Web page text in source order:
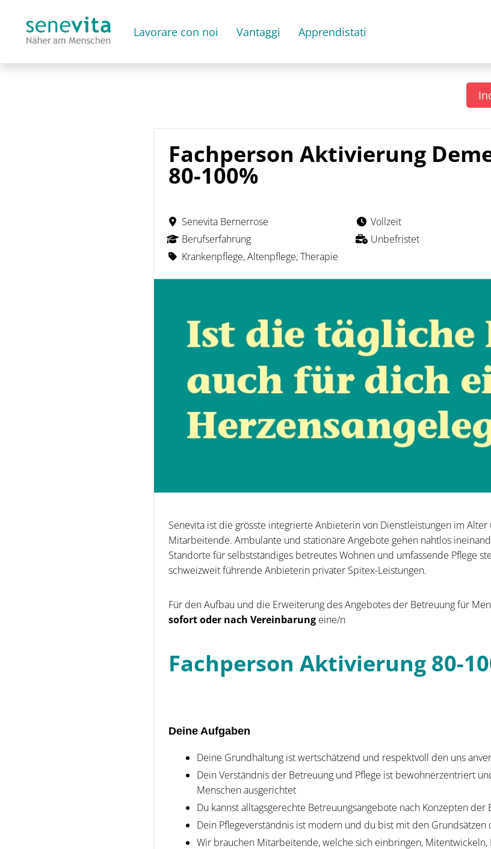
Lavorare con noi Vantaggi Apprendistati
Fachperson Aktivierung
80-100%
Senevita Bernerrose
Berufserfahrung
Krankenpflege, Altenpflege, Therapie
Vollzeit
Unbefristet
Senevita ist die grösste integrierte Anbieterin von Dienstleistungen im
Mitarbeitende. Ambulante und stationäre Angebote gehen nahtlos
Standorte für selbstständiges betreutes Wohnen und umfassende Pflege
schweizweit führende Anbieterin privater Spitex-Leistungen.
Für den Aufbau und die Erweiterung des Angebotes der Betreuung für
sofort oder nach Vereinbarung eine/n
Fachperson Aktivierung 80-
Deine Aufgaben
Deine Grundhaltung ist wertschätzend und respektvoll den uns
Dein Verständnis der Betreuung und Pflege ist bewohnerzentriert
Menschen ausgerichtet
Du kannst alltagsgerechte Betreuungsangebote nach Konzepten der
Dein Pflegeverständnis ist modern und du bist mit den
Wir brauchen Mitarbeitende, welche sich einbringen,